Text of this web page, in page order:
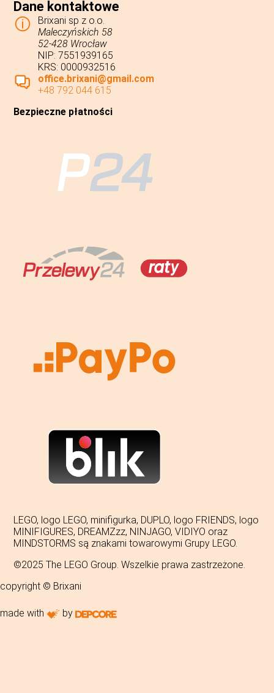
Dane kontaktowe
Brixani sp z o.o.
Maleczyńskich 58
52-428 Wrocław
NIP: 7551939165
KRS: 0000932516
office.brixani@gmail.com
+48 792 044 615
Bezpieczne płatności
LEGO, logo LEGO, minifigurka, DUPLO, logo FRIENDS, logo
MINIFIGURES, DREAMZzz, NINJAGO, VIDIYO oraz
MINDSTORMS są znakami towarowymi Grupy LEGO.
©2025 The LEGO Group. Wszelkie prawa zastrzeżone.
copyright © Brixani
made with by